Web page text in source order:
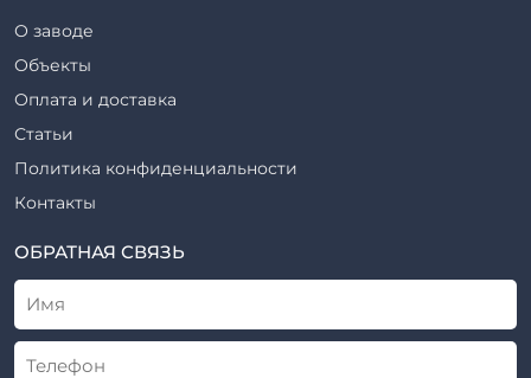
Фермы железобетонные
Фундаментные блоки
Фундаменты железобетонные
Шахты лифтов железобетонные
Шпалы железобетонные
Элементы благоустройства
Трубы асбоцементные
Приставки железобетонные (пасынки) Серия 3.407-57 и
ГОСТ 14295-75
Лестничные марши
Серия
ТП
ТПР
Шифр
Рабочие чертежи
ВСН
ТУ
Альбом
О заводе
Объекты
Оплата и доставка
Статьи
Политика конфиденциальности
Контакты
ОБРАТНАЯ СВЯЗЬ